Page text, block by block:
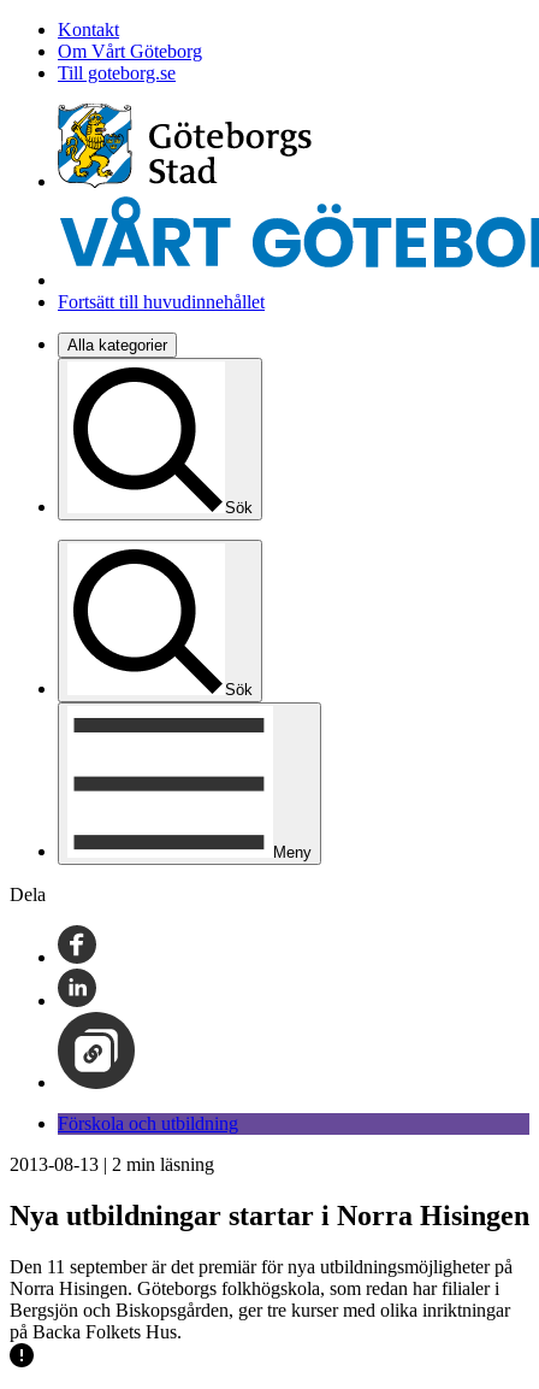
Kontakt
Om Vårt Göteborg
Till goteborg.se
Fortsätt till huvudinnehållet
Alla kategorier
Sök
Sök
Meny
Dela
Förskola och utbildning
2013-08-13 | 2 min läsning
Nya utbildningar startar i Norra Hisingen
Den 11 september är det premiär för nya utbildningsmöjligheter på
Norra Hisingen. Göteborgs folkhögskola, som redan har filialer i
Bergsjön och Biskopsgården, ger tre kurser med olika inriktningar
på Backa Folkets Hus.